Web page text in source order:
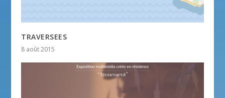
TRAVERSEES
8 août 2015